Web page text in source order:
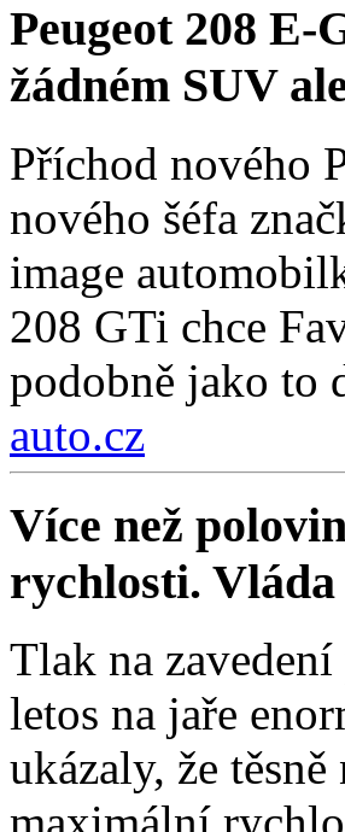
Peugeot 208
žádném SUV
Příchod nového
nového šéfa
image
208 GTi chce
podobně jako to
auto.cz
Více než
rychlosti.
Tlak na
letos na jaře
ukázaly, že